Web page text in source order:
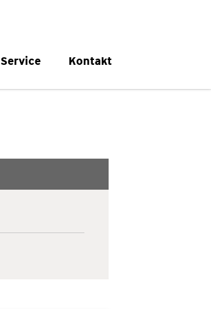
Service Kontakt